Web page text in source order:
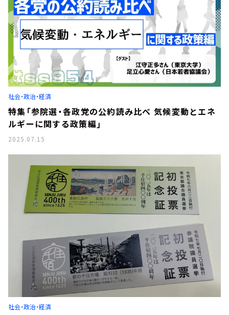
社会・政治・経済
特集「参院選・各政党の公約読み比べ 気候変動とエネ
ルギーに関する政策編」
2025.07.15
社会・政治・経済